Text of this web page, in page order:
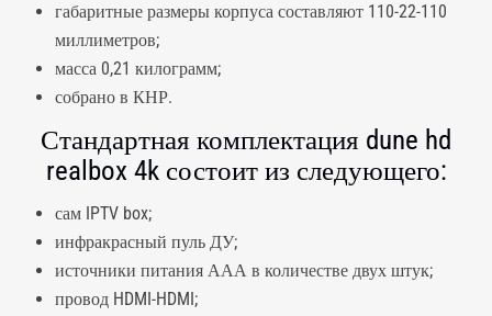
габаритные размеры корпуса составляют 110-22-110
миллиметров;
масса 0,21 килограмм;
собрано в КНР.
Стандартная комплектация dune hd
realbox 4k состоит из следующего:
сам IPTV box;
инфракрасный пуль ДУ;
источники питания ААА в количестве двух штук;
провод HDMI-HDMI;